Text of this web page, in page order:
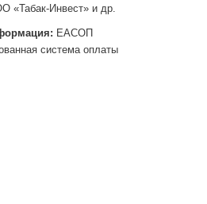
«Табак-Инвест» и др.
ЕАСОП
система оплаты